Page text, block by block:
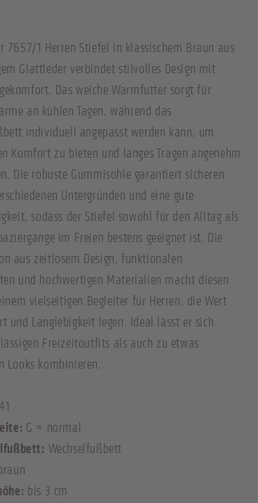
7657/1 Herren Stiefel in klassischem Braun aus
Glattleder verbindet stilvolles Design mit
Das weiche Warmfutter sorgt für
an kühlen Tagen, während das
individuell angepasst werden kann, um
Komfort zu bieten und langes Tragen angenehm
Die robuste Gummisohle garantiert sicheren
Untergründen und eine gute
sodass der Stiefel sowohl für den Alltag als
im Freien bestens geeignet ist. Die
aus zeitlosem Design, funktionalen
und hochwertigen Materialien macht diesen
vielseitigen Begleiter für Herren, die Wert
und Langlebigkeit legen. Ideal lässt er sich
Freizeitoutfits als auch zu etwas
Looks kombinieren.
41
G = normal
Wechselfußbett
bis 3 cm